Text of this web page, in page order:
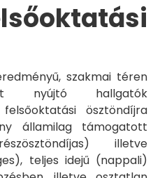
szakmai téren
nyújtó hallgatók
ösztöndíjra
államilag támogatott
illetve
teljes idejű (nappali)